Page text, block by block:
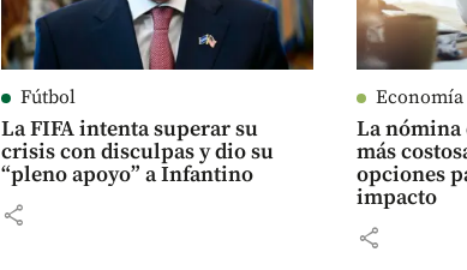
Fútbol
La FIFA intenta superar su
crisis con disculpas y dio su
“pleno apoyo” a Infantino
share
Economía
La nómina
más
opciones
impacto
share